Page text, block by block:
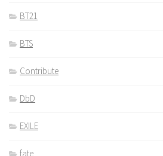
BT21
BTS
Contribute
DbD
EXILE
fate